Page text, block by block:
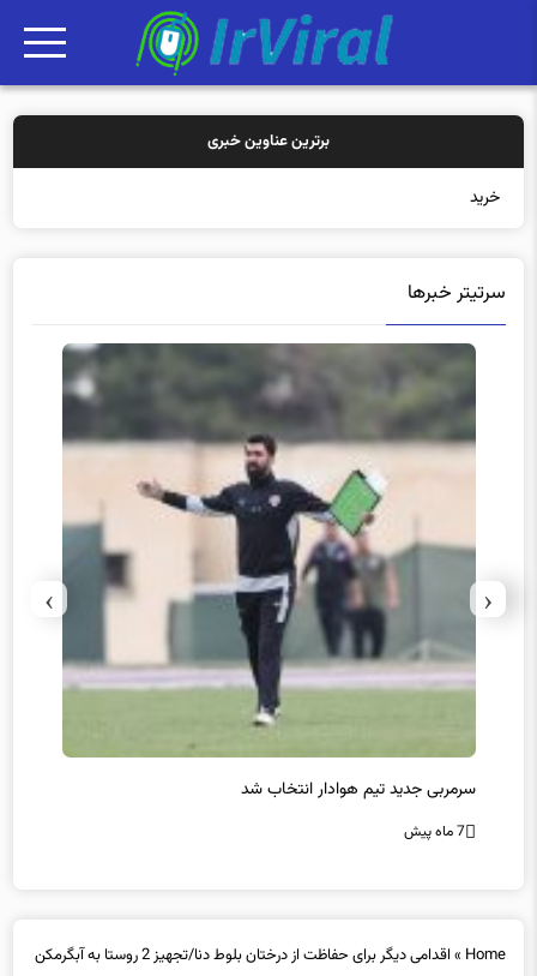
برترین عناوین خبری
خرید بیمه: سنتی ی
سرتیتر خبرها
سرمربی جدید تیم هوادار انتخاب شد
7 ماه پیش
‹
›
Home
»
اقدامی دیگر برای حفاظت از درختان بلوط دنا/تجهیز 2 روستا به آبگرمکن